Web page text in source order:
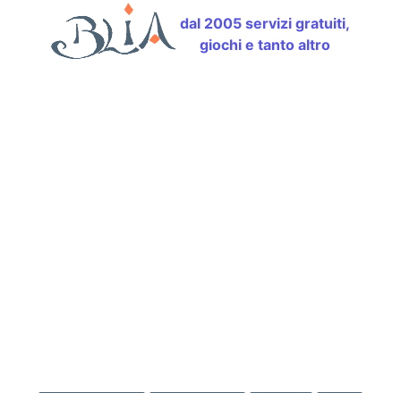
dal 2005 servizi gratuiti,
giochi e tanto altro